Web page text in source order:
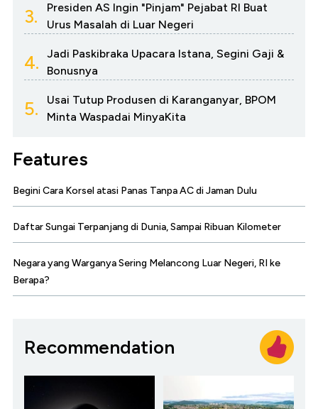
3.
Presiden AS Ingin "Pinjam" Pejabat RI Buat
Urus Masalah di Luar Negeri
4.
Jadi Paskibraka Upacara Istana, Segini Gaji &
Bonusnya
5.
Usai Tutup Produsen di Karanganyar, BPOM
Minta Waspadai MinyaKita
Features
Begini Cara Korsel atasi Panas Tanpa AC di Jaman Dulu
Daftar Sungai Terpanjang di Dunia, Sampai Ribuan Kilometer
Negara yang Warganya Sering Melancong Luar Negeri, RI ke
Berapa?
Recommendation